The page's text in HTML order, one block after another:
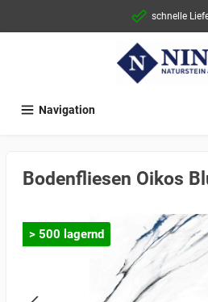
schnelle
Navigation
Bodenfliesen Oikos
> 500 lagernd